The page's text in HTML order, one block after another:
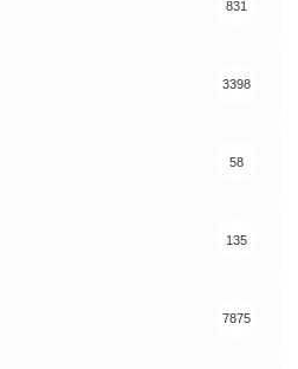
831
3398
58
135
7875